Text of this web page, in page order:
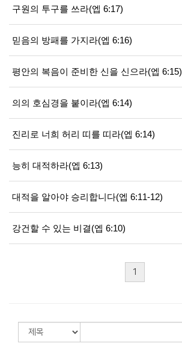
구원의 투구를 쓰라(엡 6:17)
믿음의 방패를 가지라(엡 6:16)
평안의 복음이 준비한 신을 신으라(엡 6:15)
의의 호심경을 붙이라(엡 6:14)
진리로 너희 허리 띠를 띠라(엡 6:14)
능히 대적하라(엡 6:13)
대적을 알아야 승리합니다(엡 6:11-12)
강건할 수 있는 비결(엡 6:10)
1